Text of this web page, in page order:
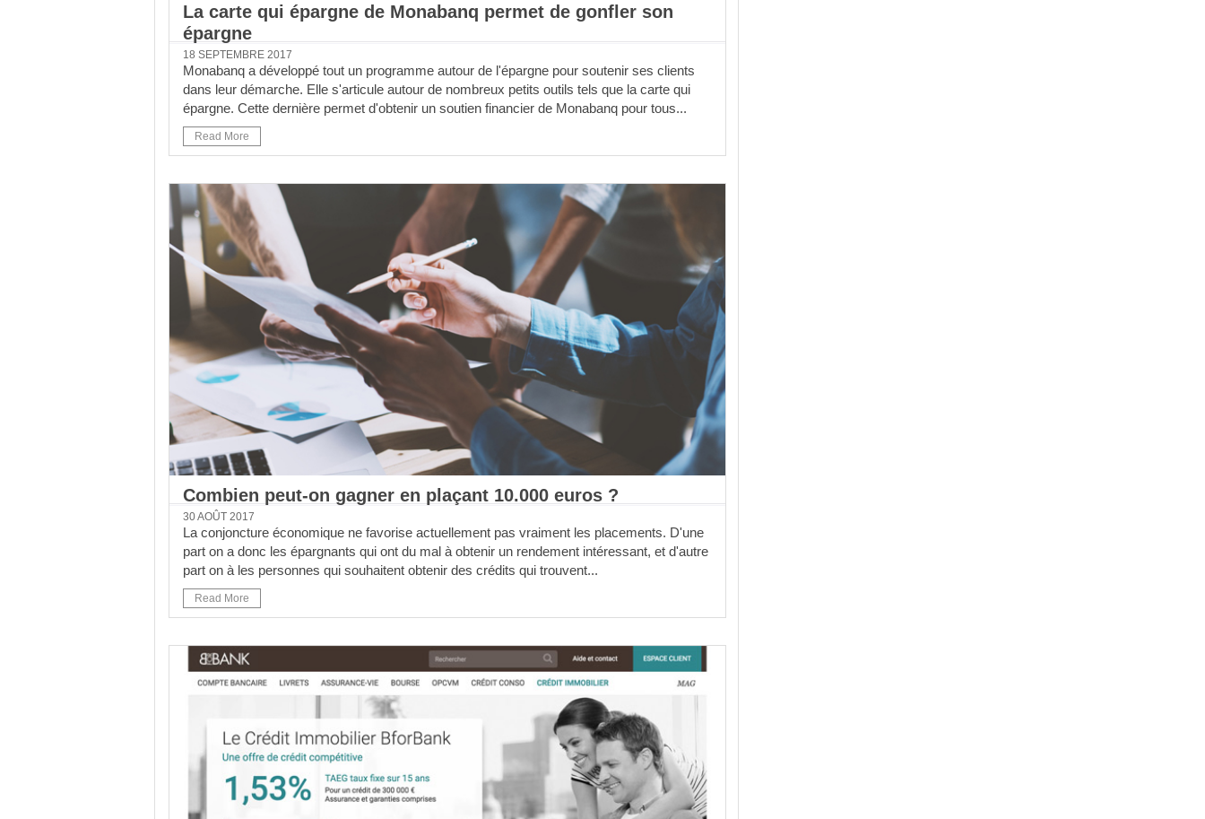
La carte qui épargne de Monabanq permet de gonfler son
épargne
18 SEPTEMBRE 2017
Monabanq a développé tout un programme autour de l'épargne pour soutenir ses clients
dans leur démarche. Elle s'articule autour de nombreux petits outils tels que la carte qui
épargne. Cette dernière permet d'obtenir un soutien financier de Monabanq pour tous...
Read More
Combien peut-on gagner en plaçant 10.000 euros ?
30 AOÛT 2017
La conjoncture économique ne favorise actuellement pas vraiment les placements. D'une
part on a donc les épargnants qui ont du mal à obtenir un rendement intéressant, et d'autre
part on à les personnes qui souhaitent obtenir des crédits qui trouvent...
Read More